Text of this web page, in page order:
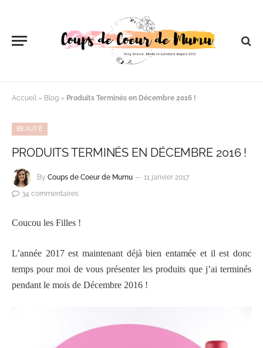
Accueil » Blog » Produits Terminés en Décembre 2016 !
BEAUTÉ
PRODUITS TERMINÉS EN DÉCEMBRE 2016 !
By Coups de Coeur de Mumu
11 janvier 2017
34 commentaires
Coucou les Filles !
L’année 2017 est maintenant déjà bien entamée et il est donc
temps pour moi de vous présenter les produits que j’ai terminés
pendant le mois de Décembre 2016 !